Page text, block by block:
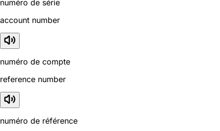
numéro de série
account number
numéro de compte
reference number
numéro de référence